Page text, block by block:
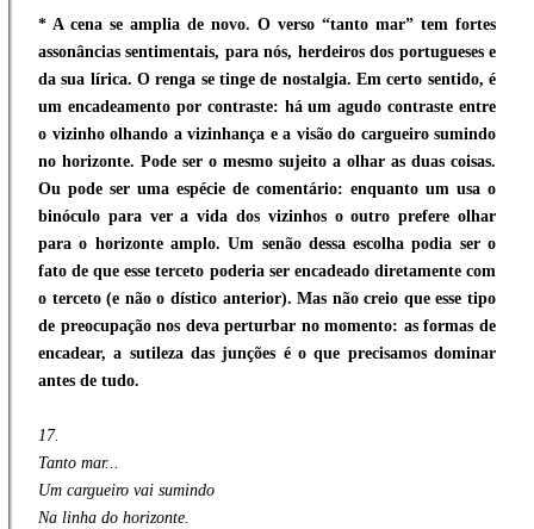
* A cena se amplia de novo. O verso “tanto mar” tem fortes
assonâncias sentimentais, para nós, herdeiros dos portugueses e
da sua lírica. O renga se tinge de nostalgia. Em certo sentido, é
um encadeamento por contraste: há um agudo contraste entre
o vizinho olhando a vizinhança e a visão do cargueiro sumindo
no horizonte. Pode ser o mesmo sujeito a olhar as duas coisas.
Ou pode ser uma espécie de comentário: enquanto um usa o
binóculo para ver a vida dos vizinhos o outro prefere olhar
para o horizonte amplo. Um senão dessa escolha podia ser o
fato de que esse terceto poderia ser encadeado diretamente com
o terceto (e não o dístico anterior). Mas não creio que esse tipo
de preocupação nos deva perturbar no momento: as formas de
encadear, a sutileza das junções é o que precisamos dominar
antes de tudo.
17.
Tanto mar...
Um cargueiro vai sumindo
Na linha do horizonte.